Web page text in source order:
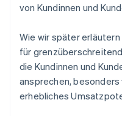
von Kundinnen und
Wie wir später
für
die Kundinnen und
ansprechen,
erhebliches